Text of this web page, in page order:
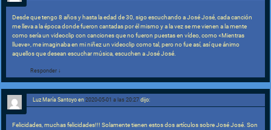
Desde que tengo 8 años y hasta la edad de 30, sigo escuchando a José José, cada canción
me lleva a la época donde fueron cantadas por él mismo y a la vez se me vienen a la mente
como sería un videoclip con canciones que no fueron puestas en vídeo, como «Mientras
llueve», me imaginaba en mi niñez un videoclip como tal, pero no fue así, así que ánimo
aquellos que desean escuchar música, escuchen a José José.
Responder ↓
Luz María Santoyo en2020-05-01 a las 20:27 dijo:
Felicidades, muchas felicidades!!! Solamente tienen estos dos artículos sobre José José. Son